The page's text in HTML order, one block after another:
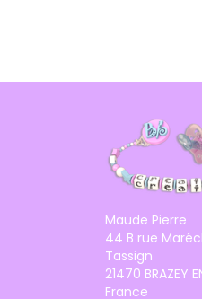
Maude Pierre
44 B rue
Tassign
21470 BRAZEY
France